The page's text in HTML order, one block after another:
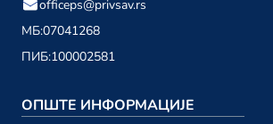
01. децембар
новембар 2023.
officeps@privsav.rs
МБ:07041268
ПИБ:100002581
ОПШТЕ ИНФОРМАЦИЈЕ